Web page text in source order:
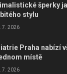
šperky
stylu
7. 2026
Praha nabízí
místě
7. 2026